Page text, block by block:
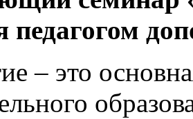
педагогом
– это